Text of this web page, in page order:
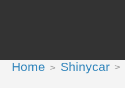
Home Shinycar